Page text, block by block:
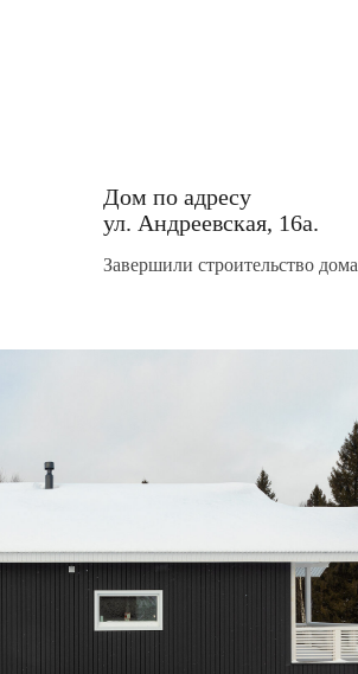
Завершили строительство дома
Дом по адресу
ул. Андреевская, 16а.